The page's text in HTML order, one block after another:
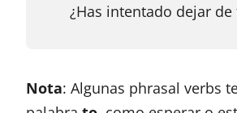
¿Has intentado dejar de
Nota: Algunas phrasal verbs